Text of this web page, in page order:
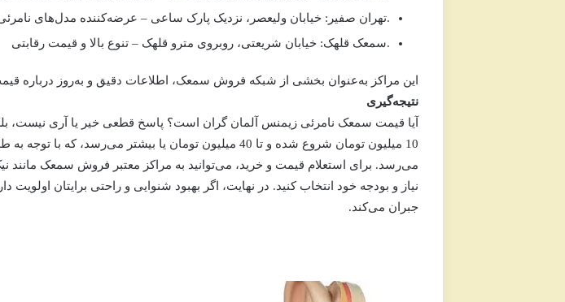
تهران صفیر:خیابان ولیعصر، نزدیک پارک ساعی – عرضه‌کننده مدل‌های نامرئی با گارانتی.
سمعک قلهک:خیابان شریعتی، روبروی مترو قلهک – تنوع بالا و قیمت رقابتی.
این مراکز به‌عنوان بخشی از شبکه فروش سمعک، اطلاعات دقیق و به‌روز درباره
نتیجه‌گیری
آیا قیمت سمعک نامرئی زیمنس آلمان گران است؟ پاسخ قطعی خیر یا آری نیست،
10 میلیون تومان شروع شده و تا 40 میلیون تومان یا بیشتر
می‌رسد. برای استعلام قیمت و خرید، می‌توانید به مراکز معتبر فروش سمعک مانند
نیاز و بودجه خود انتخاب کنید. در نهایت، اگر بهبود شنوایی و راحتی برایتان
جبران می‌کند.